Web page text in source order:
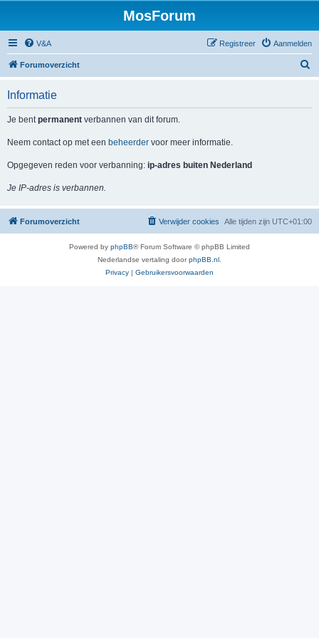
MosForum
V&A Aanmelden
Registreer
Forumoverzicht
Informatie
Je bentpermanent verbannen van dit forum.
Neem contact op met een beheerder voor meer informatie.
Opgegeven reden voor verbanning: ip-adres buiten Nederland
Je IP-adres is verbannen.
Forumoverzicht Alle tijden zijn UTC+01:00
Verwijder cookies
Powered by phpBB® Forum Software © phpBB Limited
Nederlandse vertaling doorphpBB.nl
Privacy | Gebruikersvoorwaarden